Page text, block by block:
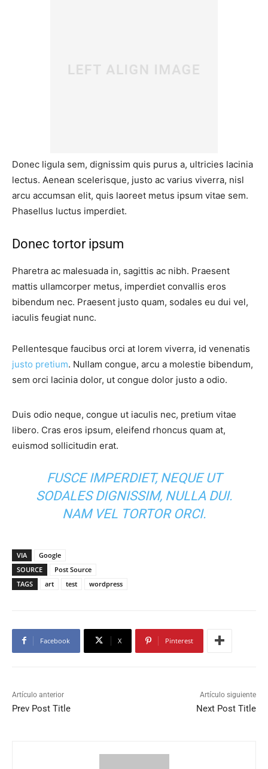
Donec ligula sem, dignissim quis purus a, ultricies lacinia
lectus. Aenean scelerisque, justo ac varius viverra, nisl
arcu accumsan elit, quis laoreet metus ipsum vitae sem.
Phasellus luctus imperdiet.
Donec tortor ipsum
Pharetra ac malesuada in, sagittis ac nibh. Praesent
mattis ullamcorper metus, imperdiet convallis eros
bibendum nec. Praesent justo quam, sodales eu dui vel,
iaculis feugiat nunc.
Pellentesque faucibus orci at lorem viverra, id venenatis
justo pretium. Nullam congue, arcu a molestie bibendum,
sem orci lacinia dolor, ut congue dolor justo a odio.
Duis odio neque, congue ut iaculis nec, pretium vitae
libero. Cras eros ipsum, eleifend rhoncus quam at,
euismod sollicitudin erat.
FUSCE IMPERDIET, NEQUE UT
SODALES DIGNISSIM, NULLA DUI.
NAM VEL TORTOR ORCI.
VIA
Google
SOURCE
Post Source
TAGS
art test wordpress
Facebook X Pinterest
Artículo anterior
Prev Post Title
Artículo siguiente
Next Post Title